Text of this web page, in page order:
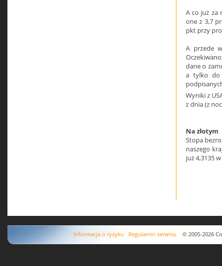
A co już za
one z 3,7
pkt przy
A przede
dane o
a tylko do
Wyniki z
z dnia (z
Na złotym
Stopa
naszego
już 4,3135
Informacja o ryzyku Regulamin serwisu © 2005-2026